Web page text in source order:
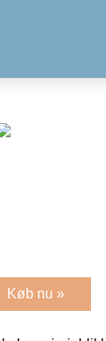
Køb nu »